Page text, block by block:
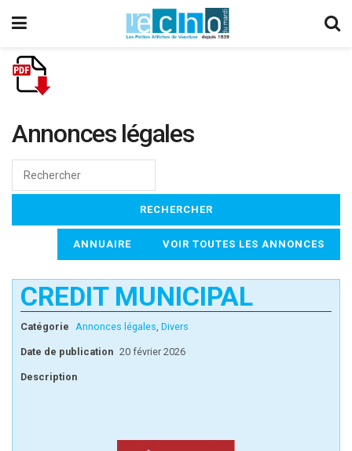
Annonces légales
ANNUAIRE VOIR TOUTES LES ANNONCES
CREDIT MUNICIPAL
Catégorie Annonces légales, Divers
Date de publication 20 février 2026
Description